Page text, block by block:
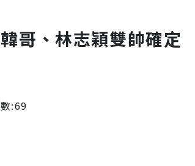
哥、林志穎雙帥確定
:69